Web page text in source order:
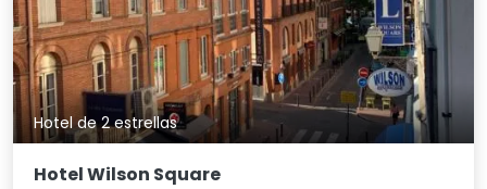
Hotel de 2 estrellas
Hotel Wilson Square